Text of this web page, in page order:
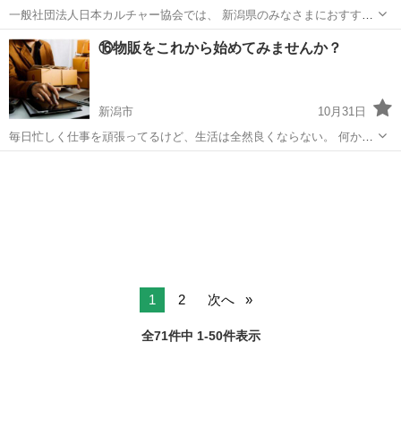
一般社団法人日本カルチャー協会では、 新潟県のみなさまにおすすめ
の企画講座の開催をしております。 その他、下記の様々な募集も行っ
ております。 下記のURLをクリックすると、日程などの詳細情報を見
ることができ、 24時...
新潟 長岡市 生活知識 先生
⑯物販をこれから始めてみませんか？
新潟市
10月31日
毎日忙しく仕事を頑張ってるけど、生活は全然良くならない。 何かス
キマ時間とかで出来るいいものはないかな？ そんな方におすすめな物
1 2 次へ
全71件中 1-50件表示